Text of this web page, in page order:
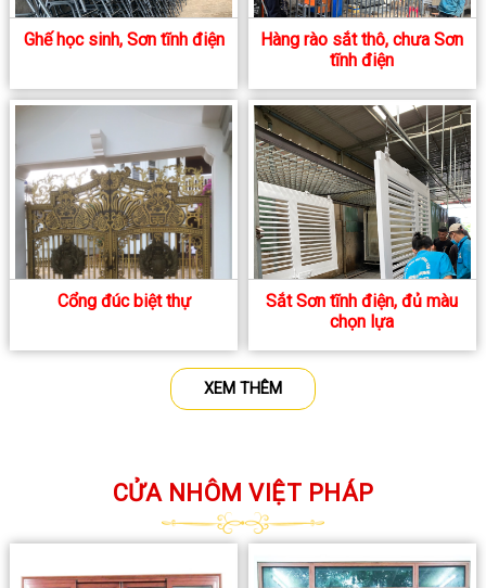
Ghế học sinh, Sơn tĩnh điện
Hàng rào sắt thô, chưa Sơn
tĩnh điện
Cổng đúc biệt thự
Sắt Sơn tĩnh điện, đủ màu
chọn lựa
XEM THÊM
CỬA NHÔM VIỆT PHÁP